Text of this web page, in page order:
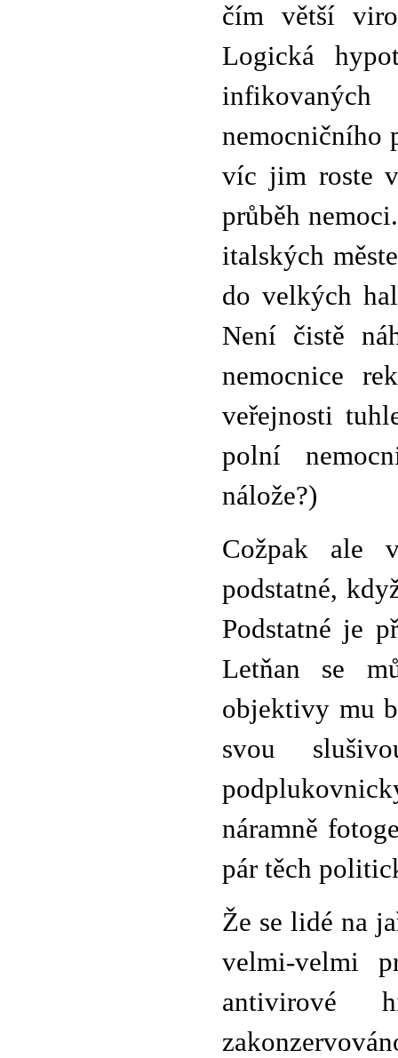
čím větší
Logická
nemocničního
víc jim roste
průběh
italských
do velkých
Není čistě
nemocnice
veřejnosti
polní
nálože?)
Cožpak ale
podstatné,
Podstatné je
Letňan se
objektivy mu
svou
náramně
pár těch
Že se lidé na
velmi-velmi
antivirové